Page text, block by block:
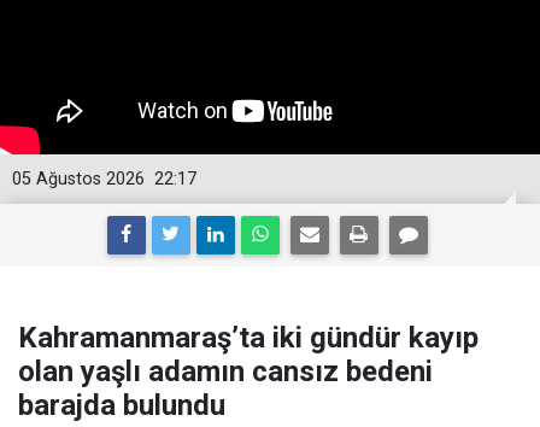
22:17
05 Ağustos 2026
Kahramanmaraş’ta iki gündür kayıp
olan yaşlı adamın cansız bedeni
barajda bulundu